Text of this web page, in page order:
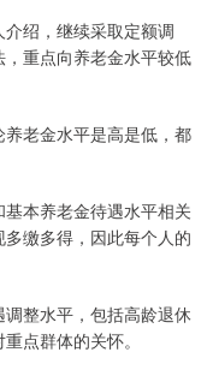
绍，继续采取定额调
重点向养老金水平较低
老金水平是高是低，都
本养老金待遇水平相关
缴多得，因此每个人的
整水平，包括高龄退休
点群体的关怀。